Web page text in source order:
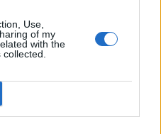
Use,
of my
with the
βιβλίο - «Σύγχρονο
έντυπη όσο και σε